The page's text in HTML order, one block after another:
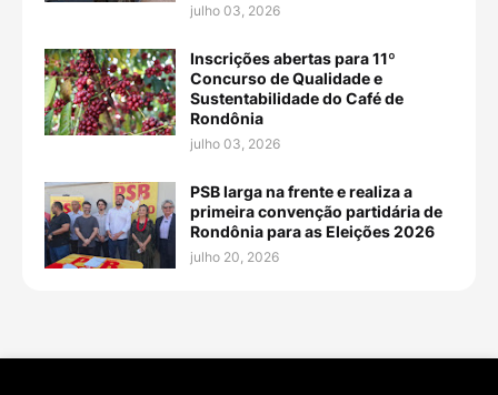
julho 03, 2026
Inscrições abertas para 11º
Concurso de Qualidade e
Sustentabilidade do Café de
Rondônia
julho 03, 2026
PSB larga na frente e realiza a
primeira convenção partidária de
Rondônia para as Eleições 2026
julho 20, 2026